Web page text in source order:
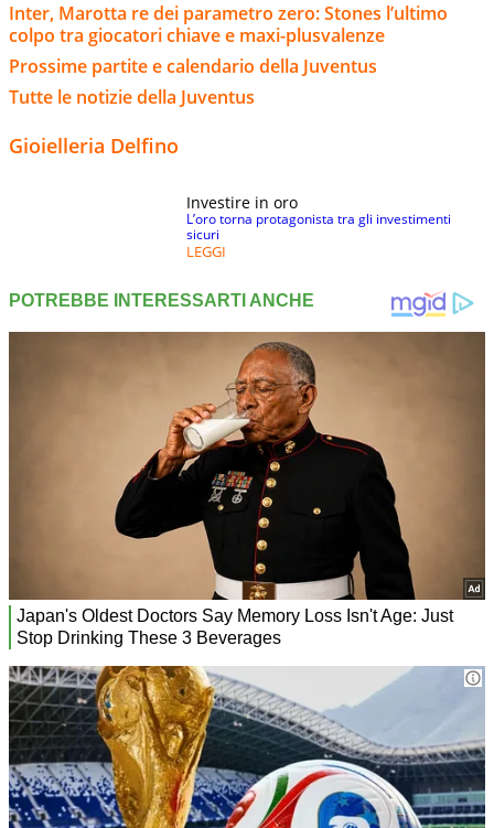
Inter, Marotta re dei parametro zero: Stones l’ultimo
colpo tra giocatori chiave e maxi-plusvalenze
Prossime partite e calendario della Juventus
Tutte le notizie della Juventus
Gioielleria Delfino
Investire in oro
L’oro torna protagonista tra gli investimenti
sicuri
LEGGI